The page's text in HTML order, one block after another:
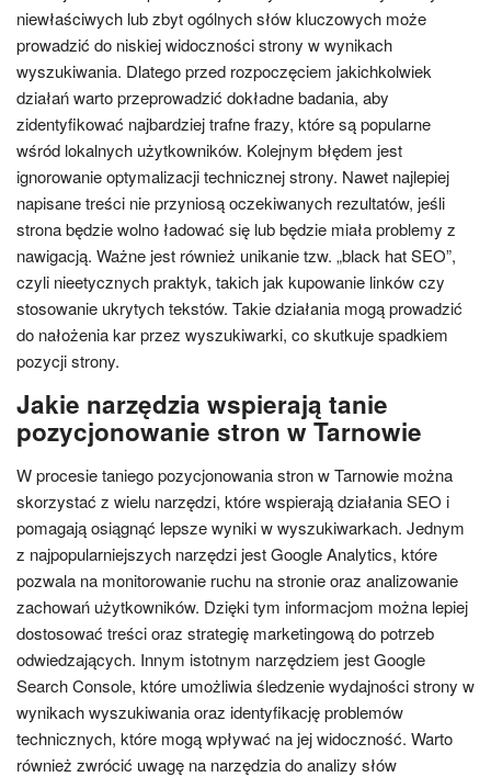
niewłaściwych lub zbyt ogólnych słów kluczowych może
prowadzić do niskiej widoczności strony w wynikach
wyszukiwania. Dlatego przed rozpoczęciem jakichkolwiek
działań warto przeprowadzić dokładne badania, aby
zidentyfikować najbardziej trafne frazy, które są popularne
wśród lokalnych użytkowników. Kolejnym błędem jest
ignorowanie optymalizacji technicznej strony. Nawet najlepiej
napisane treści nie przyniosą oczekiwanych rezultatów, jeśli
strona będzie wolno ładować się lub będzie miała problemy z
nawigacją. Ważne jest również unikanie tzw. „black hat SEO”,
czyli nieetycznych praktyk, takich jak kupowanie linków czy
stosowanie ukrytych tekstów. Takie działania mogą prowadzić
do nałożenia kar przez wyszukiwarki, co skutkuje spadkiem
pozycji strony.
Jakie narzędzia wspierają tanie
pozycjonowanie stron w Tarnowie
W procesie taniego pozycjonowania stron w Tarnowie można
skorzystać z wielu narzędzi, które wspierają działania SEO i
pomagają osiągnąć lepsze wyniki w wyszukiwarkach. Jednym
z najpopularniejszych narzędzi jest Google Analytics, które
pozwala na monitorowanie ruchu na stronie oraz analizowanie
zachowań użytkowników. Dzięki tym informacjom można lepiej
dostosować treści oraz strategię marketingową do potrzeb
odwiedzających. Innym istotnym narzędziem jest Google
Search Console, które umożliwia śledzenie wydajności strony w
wynikach wyszukiwania oraz identyfikację problemów
technicznych, które mogą wpływać na jej widoczność. Warto
również zwrócić uwagę na narzędzia do analizy słów